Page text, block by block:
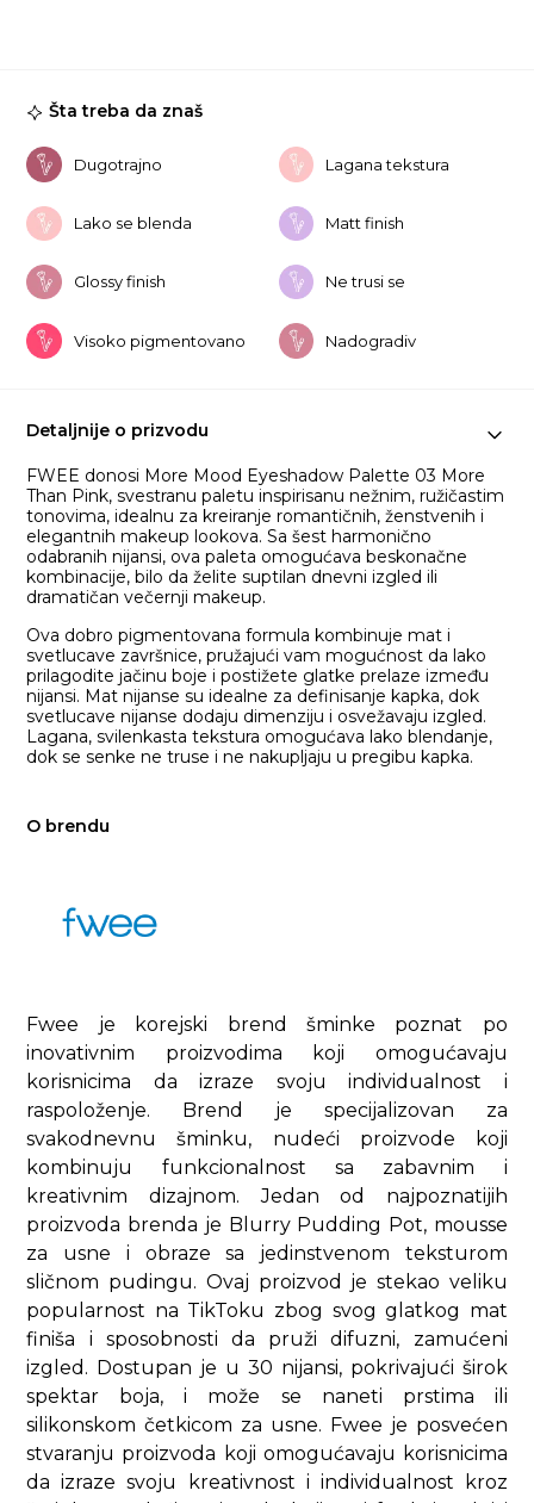
Šta treba da znaš
Dugotrajno Lagana tekstura
Lako se blenda Matt finish
Glossy finish Ne trusi se
Visoko pigmentovano Nadogradiv
Detaljnije o prizvodu
FWEE donosi More Mood Eyeshadow Palette 03 More
Than Pink, svestranu paletu inspirisanu nežnim, ružičastim
tonovima, idealnu za kreiranje romantičnih, ženstvenih i
elegantnih makeup lookova. Sa šest harmonično
odabranih nijansi, ova paleta omogućava beskonačne
kombinacije, bilo da želite suptilan dnevni izgled ili
dramatičan večernji makeup.
Ova dobro pigmentovana formula kombinuje mat i
svetlucave završnice, pružajući vam mogućnost da lako
prilagodite jačinu boje i postižete glatke prelaze između
nijansi. Mat nijanse su idealne za definisanje kapka, dok
svetlucave nijanse dodaju dimenziju i osvežavaju izgled.
Lagana, svilenkasta tekstura omogućava lako blendanje,
dok se senke ne truse i ne nakupljaju u pregibu kapka.
O brendu
Fwee je korejski brend šminke poznat po
inovativnim proizvodima koji omogućavaju
korisnicima da izraze svoju individualnost i
raspoloženje. Brend je specijalizovan za
svakodnevnu šminku, nudeći proizvode koji
kombinuju funkcionalnost sa zabavnim i
kreativnim dizajnom. Jedan od najpoznatijih
proizvoda brenda je Blurry Pudding Pot, mousse
za usne i obraze sa jedinstvenom teksturom
sličnom pudingu. Ovaj proizvod je stekao veliku
popularnost na TikToku zbog svog glatkog mat
finiša i sposobnosti da pruži difuzni, zamućeni
izgled. Dostupan je u 30 nijansi, pokrivajući širok
spektar boja, i može se naneti prstima ili
silikonskom četkicom za usne. Fwee je posvećen
stvaranju proizvoda koji omogućavaju korisnicima
da izraze svoju kreativnost i individualnost kroz